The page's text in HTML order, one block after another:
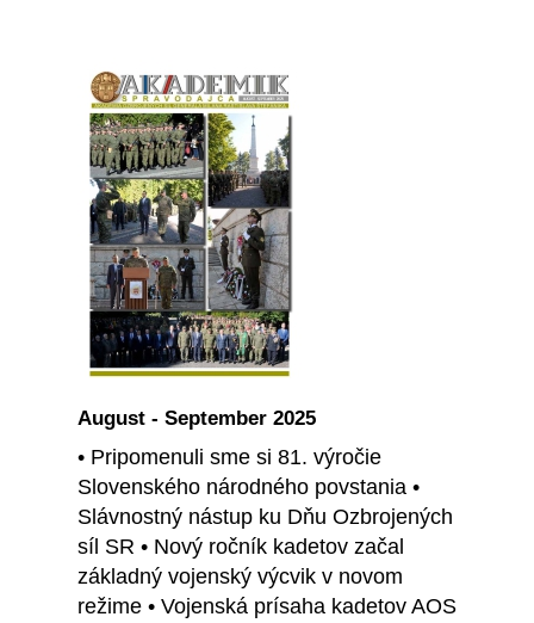
August - September 2025
• Pripomenuli sme si 81. výročie
Slovenského národného povstania •
Slávnostný nástup ku Dňu Ozbrojených
síl SR • Nový ročník kadetov začal
základný vojenský výcvik v novom
režime • Vojenská prísaha kadetov AOS